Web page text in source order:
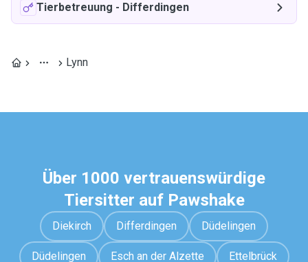
Tierbetreuung - Differdingen
Lynn
Über 1000 vertrauenswürdige
Tiersitter auf Pawshake
Diekirch Differdingen Düdelingen
Düdelingen Esch an der Alzette Ettelbrück